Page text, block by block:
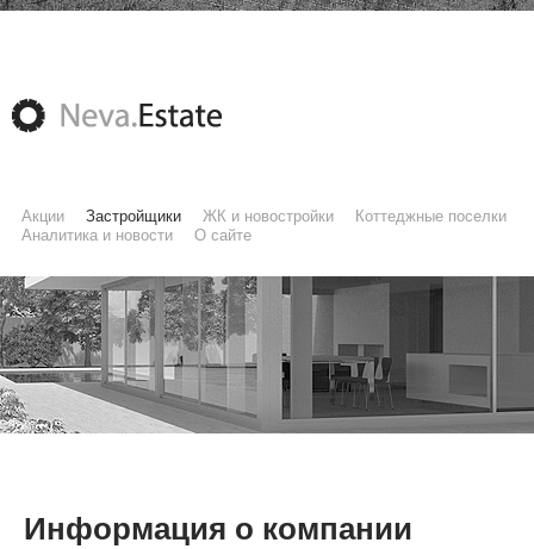
Акции Застройщики ЖК и новостройки
Коттеджные поселки
Аналитика и новости
О сайте
Информация о компании